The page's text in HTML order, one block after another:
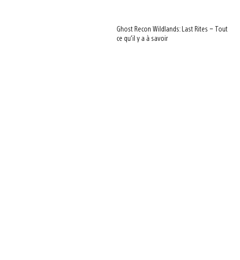
Ghost Recon Wildlands: Last Rites – Tout
ce qu’il y a à savoir